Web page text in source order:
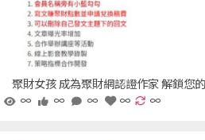
聚財女孩 成為聚財網認證作家 解鎖您
∞
∞ ∞ ∞ ∞